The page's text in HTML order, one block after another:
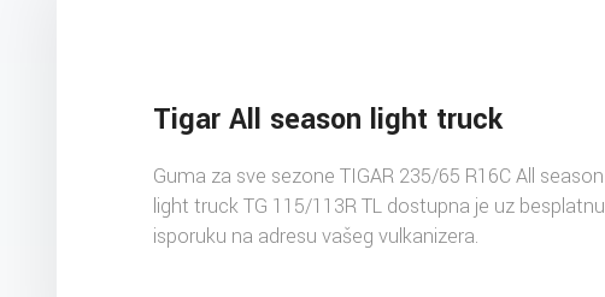
Tigar All season light truck
Guma za sve sezone TIGAR 235/65 R16C All season
light truck TG 115/113R TL dostupna je uz besplatnu
isporuku na adresu vašeg vulkanizera.